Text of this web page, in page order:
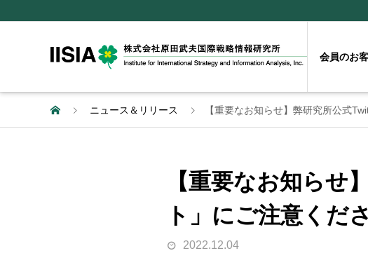
会員のお
ニュース＆リリース 【重要なお知らせ】弊研究所公式
【重要なお知ら
ト」にご注意くだ
2022.12.04